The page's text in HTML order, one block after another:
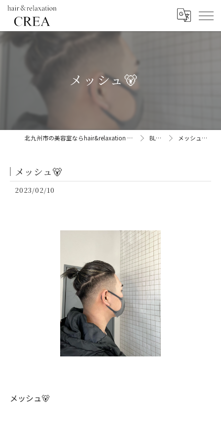
メッシュ🐻
北九州市の美容室ならhair&relaxation CREA BLOG メッシュ🐻
メッシュ🐻
2023/02/10
メッシュ🐻